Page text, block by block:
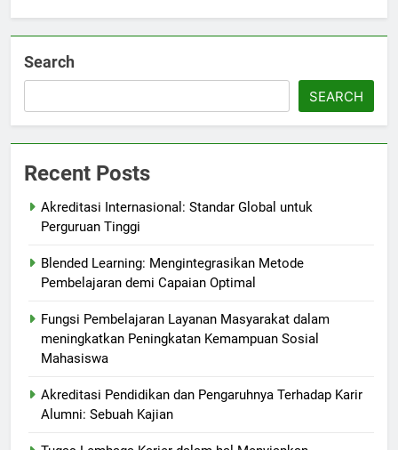
Search
SEARCH
Recent Posts
Akreditasi Internasional: Standar Global untuk
Perguruan Tinggi
Blended Learning: Mengintegrasikan Metode
Pembelajaran demi Capaian Optimal
Fungsi Pembelajaran Layanan Masyarakat dalam
meningkatkan Peningkatan Kemampuan Sosial
Mahasiswa
Akreditasi Pendidikan dan Pengaruhnya Terhadap Karir
Alumni: Sebuah Kajian